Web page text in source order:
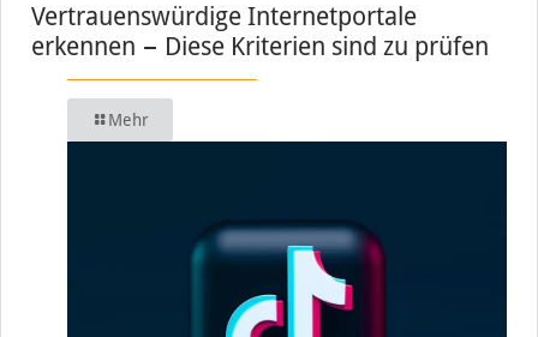
Vertrauenswürdige Internetportale
erkennen − Diese Kriterien sind zu prüfen
Mehr